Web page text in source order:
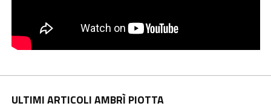
ULTIMI ARTICOLI AMBRÌ PIOTTA